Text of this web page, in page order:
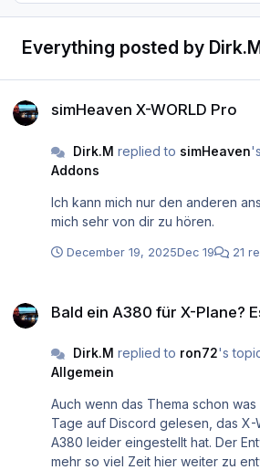
Everything posted by
simHeaven X-WORLD Pro
Dirk.M replied to simHeaven
Addons
Ich kann mich nur den anderen
mich sehr von dir zu hören.
December 19, 2025Dec 19 21
Bald ein A380 für X-Plane?
Dirk.M replied to ron72's
Allgemein
Auch wenn das Thema schon
Tage auf Discord gelesen, das X-
A380 leider eingestellt hat. Der
mehr so viel Zeit hier weiter zu